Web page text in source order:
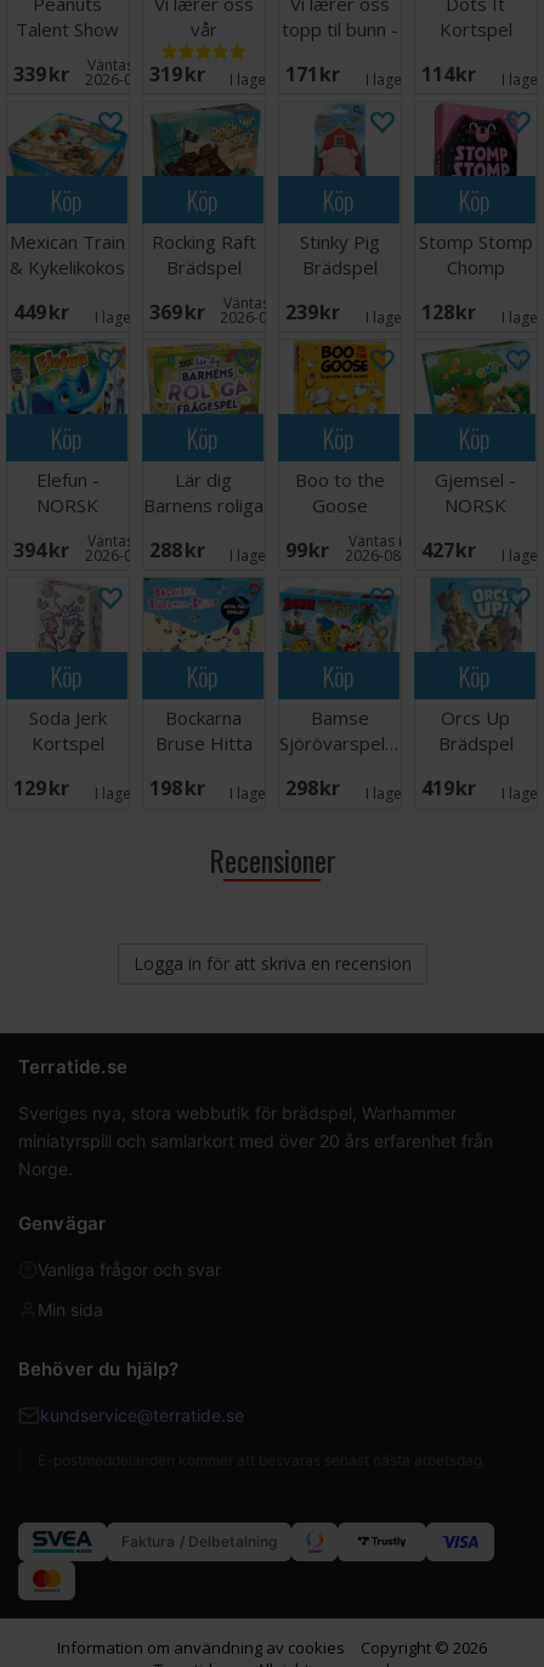
Talent Show
Kortspel
339 SEK Väntas in:
2026-09-30
vår
fantastiske
kropp
319 SEK I lager:
topp til bunn -
171 SEK I lager:
Kortspel
114 SEK I
Köp
Mexican Train
& Kykelikokos
449 SEK I lager: 4
Köp
Rocking Raft
Brädspel
369 SEK Väntas in:
2026-09-30
Köp
Stinky Pig
Brädspel
239 SEK I lager:
Köp
Stomp Stomp
Chomp
128 SEK I
Köp
Elefun -
NORSK
394 SEK Väntas in:
2026-09-30
Köp
Lär dig
Barnens roliga
288 SEK I lager: 1
Köp
Boo to the
Goose
Kortspel
99 SEK Väntas in:
2026-08-15
Köp
Gjemsel -
NORSK
427 SEK I
Köp
Soda Jerk
Kortspel
129 SEK I lager:
Köp
Bockarna
Bruse Hitta
Brädspel
198 SEK I lager: 7
Köp
Bamse
Sjörövarspelet
298 SEK I lager: 5
Köp
Orcs Up
Brädspel
419 SEK I
Recensioner
Logga in för att skriva en recension
Terratide.se
Sveriges nya, stora webbutik för brädspel, Warhammer
miniatyrspill och samlarkort med över 20 års erfarenhet från
Norge.
Genvägar
Vanliga frågor och svar
Min sida
Behöver du hjälp?
kundservice@terratide.se
Faktura / Delbetalning
Information om användning av cookies
Copyright © 2026